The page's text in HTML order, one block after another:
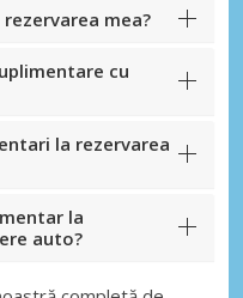
mea?
cu
la rezervarea
la
auto?